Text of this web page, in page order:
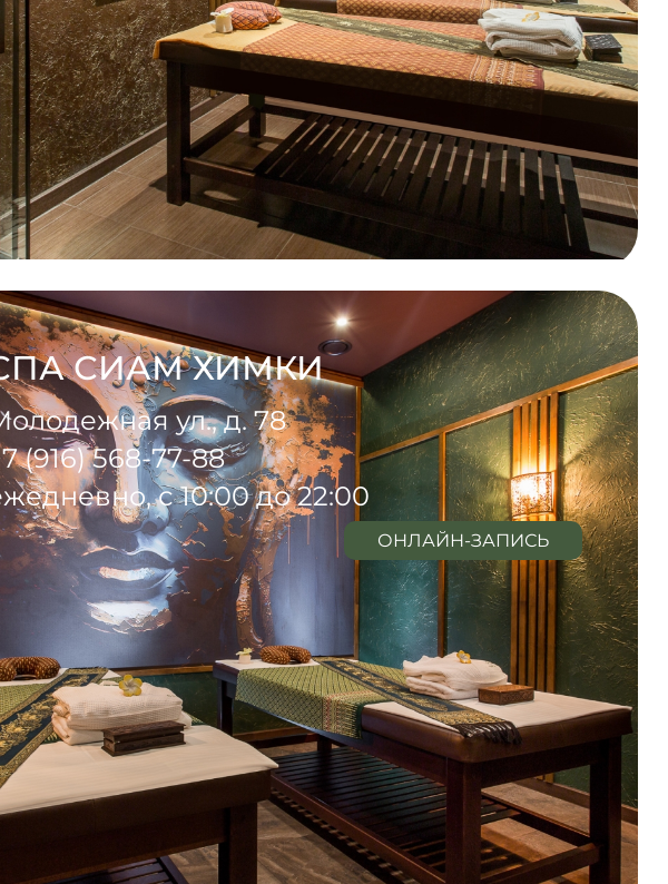
СИАМ ХИМКИ
ул., д. 78
(916) 568-77-88
с 10:00 до 22:00
ОНЛАЙН-ЗАПИСЬ